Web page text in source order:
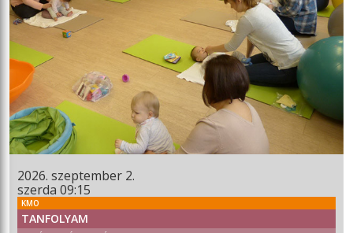
2026. szeptember 2.
szerda 09:15
KMO
TANFOLYAM